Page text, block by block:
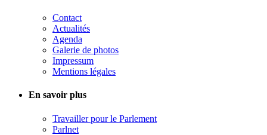
Contact
Actualités
Agenda
Galerie de photos
Impressum
Mentions légales
En savoir plus
Travailler pour le Parlement
Parlnet